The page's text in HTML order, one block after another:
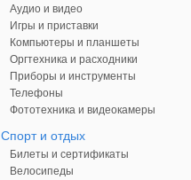
Аудио и видео
Игры и приставки
Компьютеры и планшеты
Оргтехника и расходники
Приборы и инструменты
Телефоны
Фототехника и видеокамеры
Спорт и отдых
Билеты и сертификаты
Велосипеды